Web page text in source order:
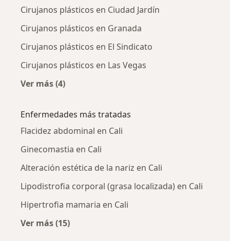
Cirujanos plásticos en Ciudad Jardín
Cirujanos plásticos en Granada
Cirujanos plásticos en El Sindicato
Cirujanos plásticos en Las Vegas
Ver más (4)
Enfermedades más tratadas
Flacidez abdominal en Cali
Ginecomastia en Cali
Alteración estética de la nariz en Cali
Lipodistrofia corporal (grasa localizada) en Cali
Hipertrofia mamaria en Cali
Ver más (15)